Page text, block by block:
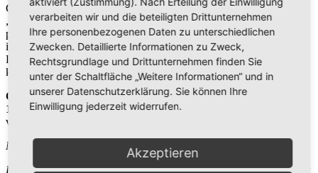
Geschwister, Männer wie Frauen, dieses Motto auf ihr
„Lebensbanner“ geschrieben haben. Jeder trägt mit seinem ganz
persönlichen Zeugnis dazu bei, dass Menschen Jesus Christus als
ihren Herrn und Heiland kennenlernen. Möge Gott uns das
Feingefühl schenken, ohne Konkurrenzdenken miteinander zu
kooperieren und voneinander zu profitieren.
Quellen:
1
E.G. White: Evangelisation: Das Evangelium wirksam
verkündigen, S. 423-424
Mehr Informationen finden Interessierte unter www.sta-frauen.de.
Das aktuelle Projekt des Ressorts Frauen ist die Erstellung eines für
verarbeiten wir und die beteiligten Drittunternehmen
Ihre personenbezogenen Daten zu unterschiedlichen
Zwecken. Detaillierte Informationen zu Zweck,
Rechtsgrundlage und Drittunternehmen finden Sie
unter der Schaltfläche „Weitere Informationen“ und in
unserer Datenschutzerklärung. Sie können Ihre
Einwilligung jederzeit widerrufen.
Akzeptieren